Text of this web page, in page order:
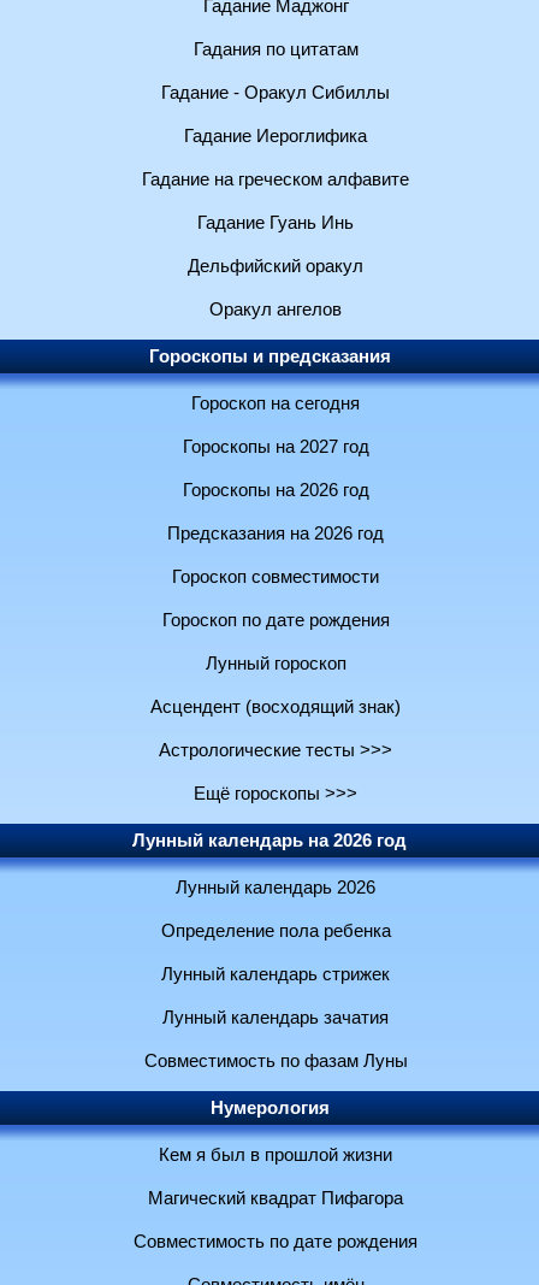
Гадание Маджонг
Гадания по цитатам
Гадание - Оракул Сибиллы
Гадание Иероглифика
Гадание на греческом алфавите
Гадание Гуань Инь
Дельфийский оракул
Оракул ангелов
Гороскопы и предсказания
Гороскоп на сегодня
Гороскопы на 2027 год
Гороскопы на 2026 год
Предсказания на 2026 год
Гороскоп совместимости
Гороскоп по дате рождения
Лунный гороскоп
Асцендент (восходящий знак)
Астрологические тесты >>>
Ещё гороскопы >>>
Лунный календарь на 2026 год
Лунный календарь 2026
Определение пола ребенка
Лунный календарь стрижек
Лунный календарь зачатия
Совместимость по фазам Луны
Нумерология
Кем я был в прошлой жизни
Магический квадрат Пифагора
Совместимость по дате рождения